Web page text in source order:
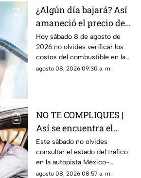
¿Algún día bajará? Así
amaneció el precio de
la gasolina HOY en
Querétaro
Hoy sábado 8 de agosto de
2026 no olvides verificar los
costos del combustible en la
entidad queretana
agosto 08, 2026 09:30 a. m.
NO TE COMPLIQUES |
Así se encuentra el
tráfico HOY en la
autopista México
Querétaro
Este sábado no olvides
consultar el estado del tráfico
en la autopista México-
Querétaro.
agosto 08, 2026 08:57 a. m.